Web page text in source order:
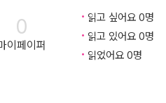
0
이페이퍼
읽고 싶어요 0명
읽고 있어요 0명
읽었어요 0명